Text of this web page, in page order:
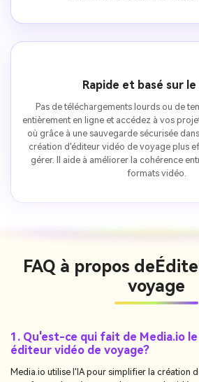
Rapide et basé sur le
Pas de téléchargements lourds ou de
entièrement en ligne et accédez à vos
où grâce à une sauvegarde sécurisée
création d'éditeur vidéo de voyage plus
gérer. Il aide à améliorer la cohérence
formats vidéo.
FAQ à propos de
voyage
1. Qu'est-ce qui fait de Media.io
éditeur vidéo de voyage?
Media.io utilise l'IA pour simplifier la création